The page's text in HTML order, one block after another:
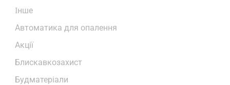
Iнше
Автоматика для опалення
Акції
Блискавкозахист
Будматеріали